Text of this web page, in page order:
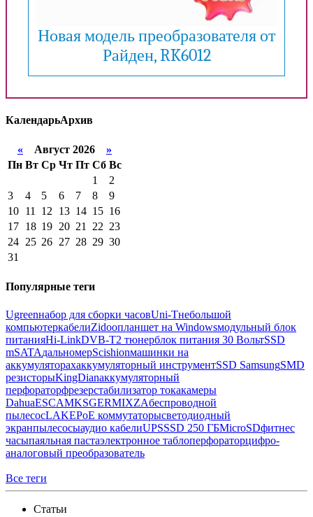
Новая модель преобразователя от
Райден, RK6012
КалендарьАрхив
« Август 2026 »
Пн Вт Ср Чт Пт Сб Вс
1
2
3
4 5 6 7 8
9
10 11 12 13 14 15 16
17 18 19 20 21 22 23
24 25 26 27 28 29 30
31
Популярные теги
Ugreenнабор для сборки часовUni-Tнебольшой
компьютеркабелиZidooпланшет на Windowsмодульный блок
питанияHi-LinkDVB-T2 тюнерблок питания 30 ВольтSSD
mSATAдальномерScishionмашинки на
аккумуляторахаккумуляторный инструментSSD SamsungSMD
резисторыKingDianаккумуляторный
перфораторфрезерстабилизатор токакамеры
DahuaESCAMKSGERMIXZAбеспроводной
пылесосLAKEPoE коммутаторысветодиодный
экранпылесосыаудио кабелиUPSSSD 250 ГБMicroSDфитнес
часыпаяльная пастаэлектронное таблоперфораторцифро-
аналоговый преобразователь
Все теги
Статьи